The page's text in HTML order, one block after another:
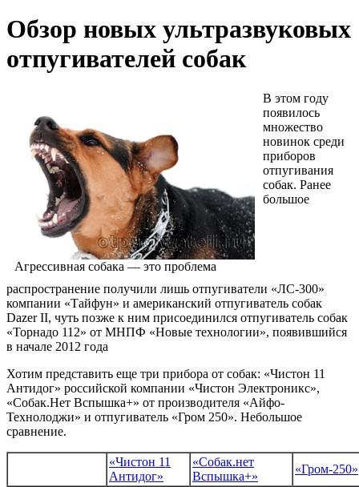
Обзор новых ультразвуковых
отпугивателей собак
Агрессивная собака — это проблема
В этом году
появилось
множество
новинок среди
приборов
отпугивания
собак. Ранее
большое
распространение получили лишь отпугиватели «ЛС-300»
компании «Тайфун» и американский отпугиватель собак
Dazer II, чуть позже к ним присоединился отпугиватель собак
«Торнадо 112» от МНПФ «Новые технологии», появившийся
в начале 2012 года
Хотим представить еще три прибора от собак: «Чистон 11
Антидог» российской компании «Чистон Электроникс»,
«Собак.Нет Вспышка+» от производителя «Айфо-
Технолоджи» и отпугиватель «Гром 250». Небольшое
сравнение.
«Чистон 11
Антидог»
«Собак.нет
Вспышка+»
«Гром-250»